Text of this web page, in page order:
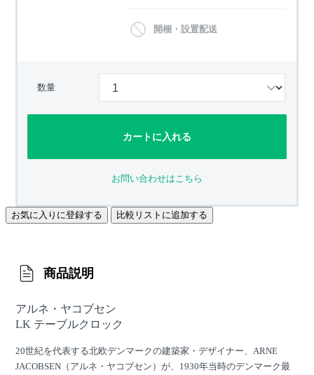
開梱・設置配送
数量
カートに入れる
お問い合わせはこちら
お気に入りに登録する 比較リストに追加する
商品説明
アルネ・ヤコブセン
LK テーブルクロック
20世紀を代表する北欧デンマークの建築家・デザイナー、ARNE
JACOBSEN（アルネ・ヤコブセン）が、1930年当時のデンマーク最